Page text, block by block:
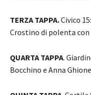
TERZA TAPPA.Civico
Crostino di polenta con
QUARTA TAPPA.
Bocchino e Anna